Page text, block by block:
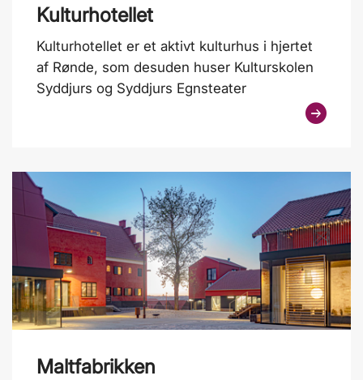
Kulturhotellet
Kulturhotellet er et aktivt kulturhus i hjertet
af Rønde, som desuden huser Kulturskolen
Syddjurs og Syddjurs Egnsteater
Maltfabrikken